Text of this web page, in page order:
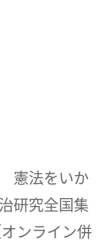
憲法をいか
研究全国集
ンライン併